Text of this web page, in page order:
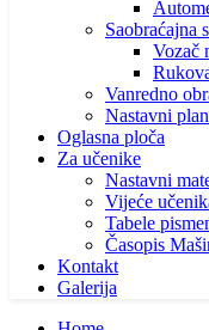
Saobraćajna
Vozač
Vanredno
Nastavni
Oglasna ploča
Za učenike
Nastavni
Vijeće
Tabele
Časopis
Kontakt
Galerija